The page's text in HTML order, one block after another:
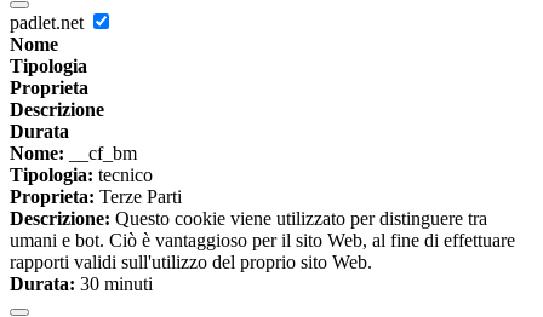
padlet.net
Nome
Tipologia
Proprieta
Descrizione
Durata
Nome: __cf_bm
Tipologia: tecnico
Proprieta: Terze Parti
Descrizione: Questo cookie viene utilizzato per distinguere tra
umani e bot. Ciò è vantaggioso per il sito Web, al fine di effettuare
rapporti validi sull'utilizzo del proprio sito Web.
Durata: 30 minuti